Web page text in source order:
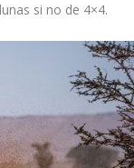
si no de 4×4.